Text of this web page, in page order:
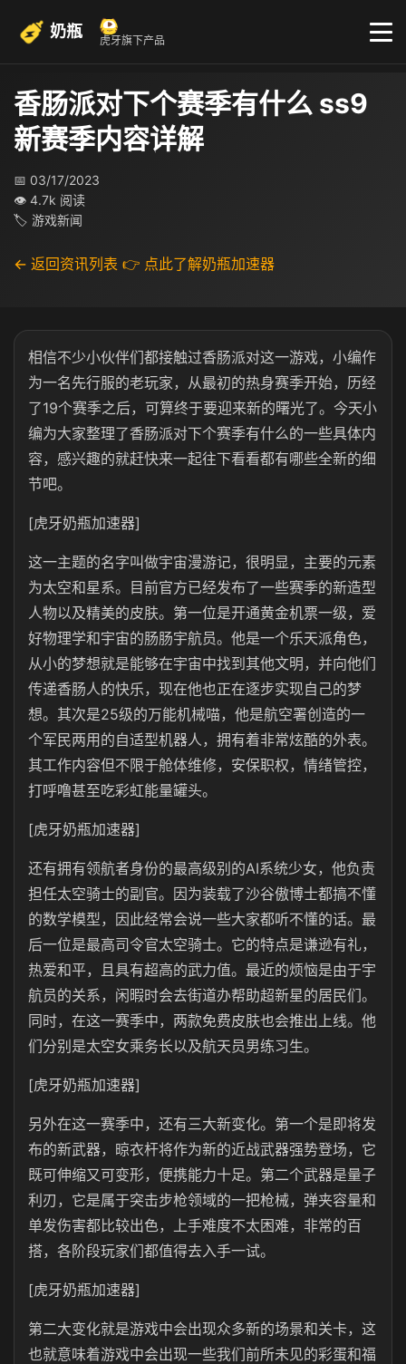
奶瓶 虎牙旗下产品
香肠派对下个赛季有什么 ss9
新赛季内容详解
📅 03/17/2023
👁 4.7k 阅读
🏷 游戏新闻
← 返回资讯列表 👉 点此了解奶瓶加速器
相信不少小伙伴们都接触过香肠派对这一游戏，小编作
为一名先行服的老玩家，从最初的热身赛季开始，历经
了19个赛季之后，可算终于要迎来新的曙光了。今天小
编为大家整理了香肠派对下个赛季有什么的一些具体内
容，感兴趣的就赶快来一起往下看看都有哪些全新的细
节吧。
[虎牙奶瓶加速器]
这一主题的名字叫做宇宙漫游记，很明显，主要的元素
为太空和星系。目前官方已经发布了一些赛季的新造型
人物以及精美的皮肤。第一位是开通黄金机票一级，爱
好物理学和宇宙的肠肠宇航员。他是一个乐天派角色，
从小的梦想就是能够在宇宙中找到其他文明，并向他们
传递香肠人的快乐，现在他也正在逐步实现自己的梦
想。其次是25级的万能机械喵，他是航空署创造的一
个军民两用的自适型机器人，拥有着非常炫酷的外表。
其工作内容但不限于舱体维修，安保职权，情绪管控，
打呼噜甚至吃彩虹能量罐头。
[虎牙奶瓶加速器]
还有拥有领航者身份的最高级别的AI系统少女，他负责
担任太空骑士的副官。因为装载了沙谷傲博士都搞不懂
的数学模型，因此经常会说一些大家都听不懂的话。最
后一位是最高司令官太空骑士。它的特点是谦逊有礼，
热爱和平，且具有超高的武力值。最近的烦恼是由于宇
航员的关系，闲暇时会去街道办帮助超新星的居民们。
同时，在这一赛季中，两款免费皮肤也会推出上线。他
们分别是太空女乘务长以及航天员男练习生。
[虎牙奶瓶加速器]
另外在这一赛季中，还有三大新变化。第一个是即将发
布的新武器，晾衣杆将作为新的近战武器强势登场，它
既可伸缩又可变形，便携能力十足。第二个武器是量子
利刃，它是属于突击步枪领域的一把枪械，弹夹容量和
单发伤害都比较出色，上手难度不太困难，非常的百
搭，各阶段玩家们都值得去入手一试。
[虎牙奶瓶加速器]
第二大变化就是游戏中会出现众多新的场景和关卡，这
也就意味着游戏中会出现一些我们前所未见的彩蛋和福